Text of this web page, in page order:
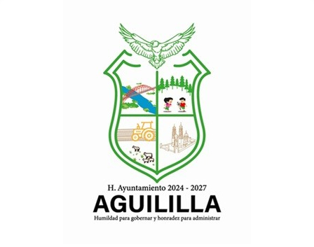
Transparencia
Accede a toda la información pública
de oficio relacionada con tu municipio